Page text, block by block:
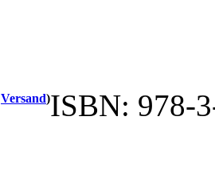
Versand)ISBN: 978-